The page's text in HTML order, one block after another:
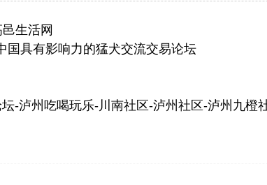
生活网
国具有影响力的猛犬交流交易论坛
-泸州吃喝玩乐-川南社区-泸州社区-泸州九橙